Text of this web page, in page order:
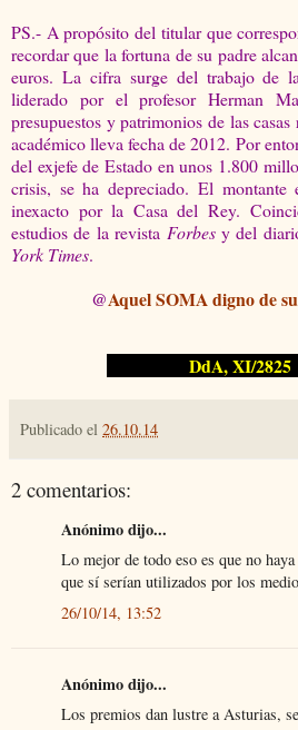
PS.- A propósito del titular que
recordar que la fortuna de su padre
euros. La cifra surge del trabajo de
liderado por el profesor Herman
presupuestos y patrimonios de las
académico lleva fecha de 2012. Por
del exjefe de Estado en unos 1.800
crisis, se ha depreciado. El montante
inexacto por la Casa del Rey.
estudios de la revista Forbesy del
York Times.
@Aquel SOMA digno de
DdA, XI/
Publicado el 26.10.14
2 comentarios:
Anónimo dijo...
Lo mejor de todo eso es que no
que sí serían utilizados por los
26/10/14, 13:52
Anónimo dijo...
Los premios dan lustre a Asturias,